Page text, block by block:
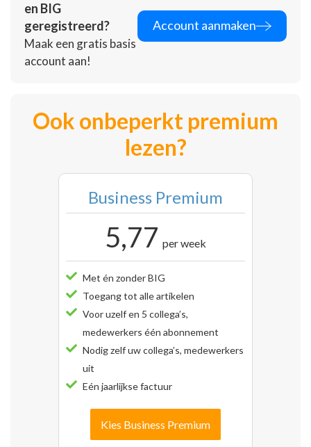
en BIG
geregistreerd?
Maak een gratis basis
account aan!
Account aanmaken
Ook onbeperkt premium
lezen?
Business Premium
5,77 per week
Met én zonder BIG
Toegang tot alle artikelen
Voor uzelf en 5 collega’s,
medewerkers één abonnement
Nodig zelf uw collega’s, medewerkers
uit
Eén jaarlijkse factuur
Kies Business Premium